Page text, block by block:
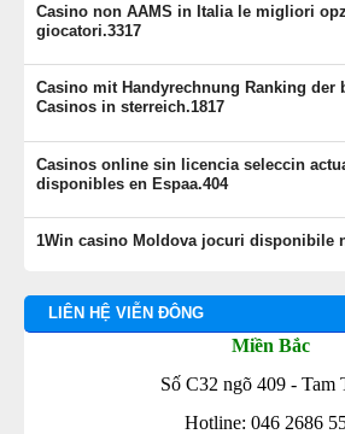
Casino non AAMS in Italia le migliori
giocatori.3317
Casino mit Handyrechnung Ranking der
Casinos in sterreich.1817
Casinos online sin licencia seleccin
disponibles en Espaa.404
1Win casino Moldova jocuri disponibile
LIÊN HỆ VIỄN ĐÔNG
Miền Bắc
Số C32 ngõ 409 - Tam
Hotline: 046 2686